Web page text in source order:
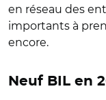
en réseau des
importants à
encore.
Neuf BIL en